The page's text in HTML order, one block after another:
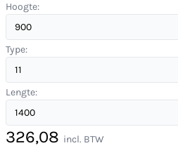
Hoogte:
Type:
Lengte:
326,08 incl. BTW